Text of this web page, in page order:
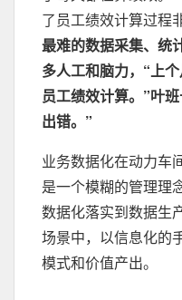
了员工绩效计算过程
最难的数据采集、统
多人工和脑力，“上
员工绩效计算。”叶
出错。”
业务数据化在动力车
是一个模糊的管理理
数据化落实到数据生
场景中，以信息化的
模式和价值产出。